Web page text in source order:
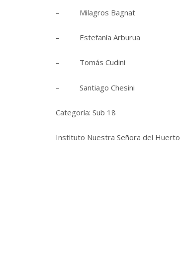
– Milagros Bagnat
– Estefanía Arburua
– Tomás Cudini
– Santiago Chesini
Categoría: Sub 18
Instituto Nuestra Señora del Huerto